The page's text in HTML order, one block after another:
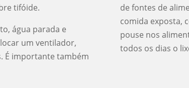
tifóide.
água parada e
um ventilador,
É importante também
de fontes de
comida exposta,
pouse nos
todos os dias o